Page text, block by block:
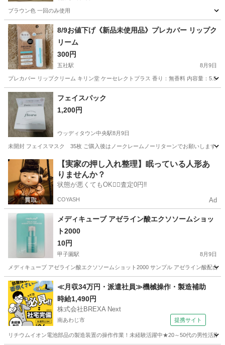
ブラウン色 一回のみ使用
兵庫 神戸市 花隈駅 メイクアップ
8/9お値下げ《新品未使用品》プレカバー リップク
リーム
300円
五社駅 8月9日
プレカバー リップクリーム キリン堂 ケーセレクトプラス 香り：無香料 内容量：
兵庫 神戸市 五社駅 化粧品
フェイスパック
1,200円
ウッディタウン中央駅8月9日
未開封 フェイスマスク 35枚 ご購入後はノークレームノーリターンでお願いします。
兵庫 三木市 ウッディタウン中央駅 フェイスケア
【実家の押し入れ整理】眠っている人形あ
りませんか？
状態が悪くてもOK🙆‍♀️査定0円‼️
COYASH Ad
メディキューブ アゼライン酸エクソソームショッ
ト2000
10円
甲子園駅 8月9日
メディキューブ アゼライン酸エクソソームショット2000 サンプル アゼライン酸配合
兵庫 西宮市 甲子園駅 化粧品 サンプル
≪月収34万円・派遣社員≫機械操作・製造補助
時給1,490円
株式会社BREXA Next
南あわじ市 提携サイト
リチウムイオン電池部品の製造装置の操作作業！未経験活躍中★20～50代の男性活